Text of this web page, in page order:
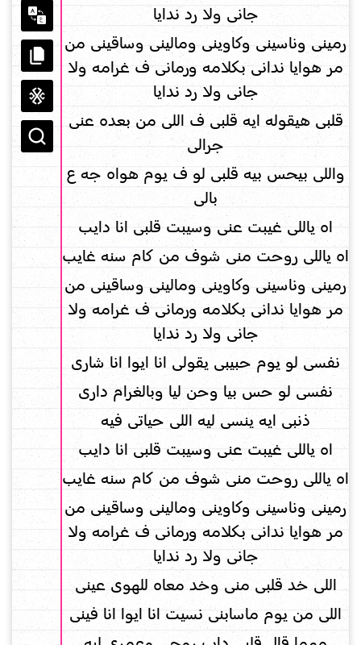
جانى ولا رد ندايا
رمينى وناسينى وكاوينى ومالينى وساقينى من
مر هوايا ندانى بكلامه ورمانى ف غرامه ولا
جانى ولا رد ندايا
قلبى هيقوله ايه قلبى ف اللى من بعده عنى
جرالى
واللى بيحس بيه قلبى لو ف يوم هواه جه ع
بالى
اه ياللى غيبت عنى وسيبت قلبى انا دايب
اه ياللى روحت منى شوف من كام سنه غايب
رمينى وناسينى وكاوينى ومالينى وساقينى من
مر هوايا ندانى بكلامه ورمانى ف غرامه ولا
جانى ولا رد ندايا
نفسى لو يوم حبيبى يقولى انا ايوا انا شارى
نفسى لو حس بيا وحن ليا وبالغرام دارى
ذنبى ايه ينسى ليه اللى حياتى فيه
اه ياللى غيبت عنى وسيبت قلبى انا دايب
اه ياللى روحت منى شوف من كام سنه غايب
رمينى وناسينى وكاوينى ومالينى وساقينى من
مر هوايا ندانى بكلامه ورمانى ف غرامه ولا
جانى ولا رد ندايا
اللى خد قلبى منى وخد معاه للهوى عينى
اللى من يوم ماسابنى نسيت انا ايوا انا فينى